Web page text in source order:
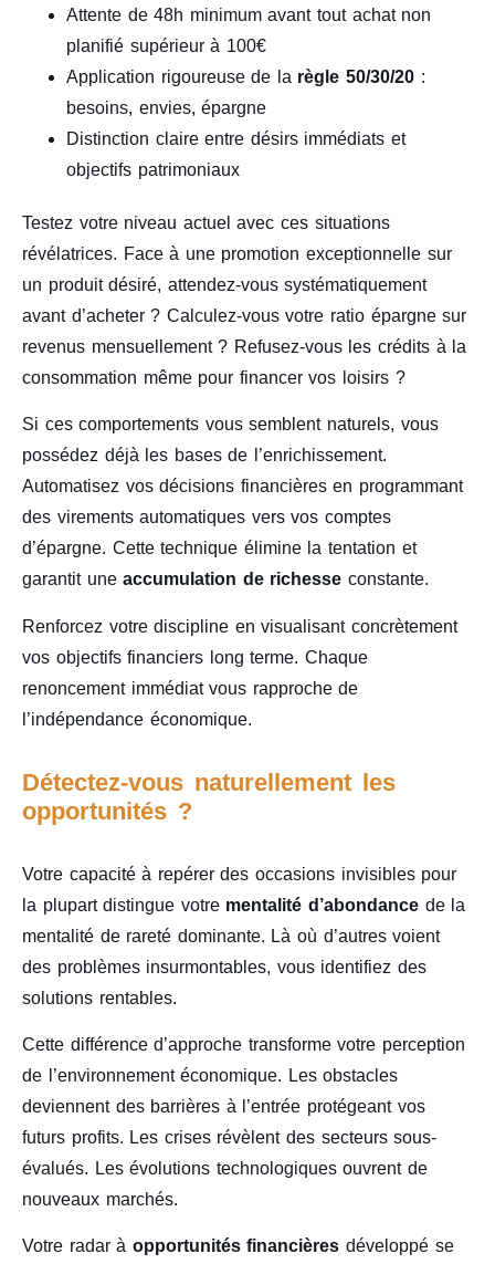
Attente de 48h minimum avant tout achat non
planifié supérieur à 100€
Application rigoureuse de la règle 50/30/20 :
besoins, envies, épargne
Distinction claire entre désirs immédiats et
objectifs patrimoniaux
Testez votre niveau actuel avec ces situations
révélatrices. Face à une promotion exceptionnelle sur
un produit désiré, attendez-vous systématiquement
avant d’acheter ? Calculez-vous votre ratio épargne sur
revenus mensuellement ? Refusez-vous les crédits à la
consommation même pour financer vos loisirs ?
Si ces comportements vous semblent naturels, vous
possédez déjà les bases de l’enrichissement.
Automatisez vos décisions financières en programmant
des virements automatiques vers vos comptes
d’épargne. Cette technique élimine la tentation et
garantit uneaccumulation de richesse constante.
Renforcez votre discipline en visualisant concrètement
vos objectifs financiers long terme. Chaque
renoncement immédiat vous rapproche de
l’indépendance économique.
Détectez-vous naturellement les
opportunités ?
Votre capacité à repérer des occasions invisibles pour
la plupart distingue votre mentalité d’abondance de la
mentalité de rareté dominante. Là où d’autres voient
des problèmes insurmontables, vous identifiez des
solutions rentables.
Cette différence d’approche transforme votre perception
de l’environnement économique. Les obstacles
deviennent des barrières à l’entrée protégeant vos
futurs profits. Les crises révèlent des secteurs sous-
évalués. Les évolutions technologiques ouvrent de
nouveaux marchés.
Votre radar à opportunités financières développé se